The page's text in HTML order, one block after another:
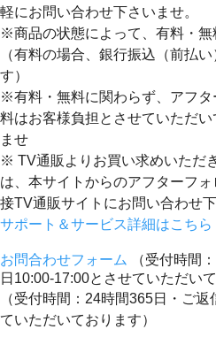
軽にお問い合わせ下さいませ。
※商品の状態によって、有料・
（有料の場合、銀行振込（前払
す）
※有料・無料に関わらず、アフ
料はお客様負担とさせていただ
ませ
※ TV通販よりお買い求めいただ
は、本サイトからのアフターフ
接TV通販サイトにお問い合わせ下
サポート＆サービス詳細はこちら
お問合わせフォーム
（受付時間
日10:00-17:00とさせていただいて
（受付時間：24時間365日・ご
ていただいております）